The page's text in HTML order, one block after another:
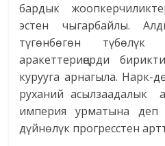
бардык
эстен чыгарбайлы.
түгөнбөгөн
аракеттериңерди
курууга арнагыла. Нарк-
руханий асылзаадалык
империя урматына деп
дүйнөлүк прогресстен